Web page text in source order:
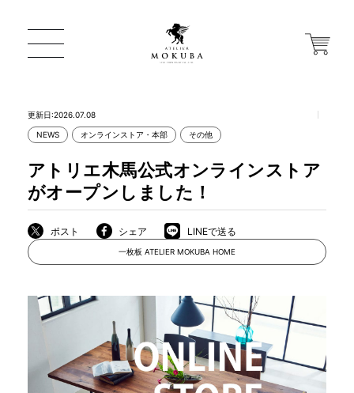
店舗から探す
一枚板 ATELIER MOKUBA HOME
MOKUBA について
商品情報
更新日:2026.07.08
NEWS オンラインストア・本部 その他
アトリエ木馬公式オンラインストア
がオープンしました！
ポスト シェア LINEで送る
一枚板 ATELIER MOKUBA HOME